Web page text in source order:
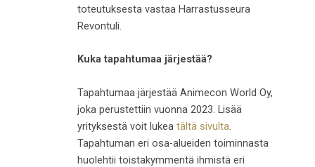
toteutuksesta vastaa Harrastusseura
Revontuli.
Kuka tapahtumaa järjestää?
Tapahtumaa järjestää Animecon World Oy,
joka perustettiin vuonna 2023. Lisää
yrityksestä voit lukea tältä sivulta.
Tapahtuman eri osa-alueiden toiminnasta
huolehtii toistakymmentä ihmistä eri